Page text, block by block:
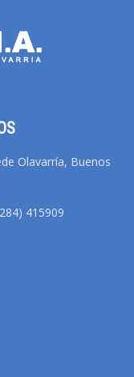
Olavarría, Buenos
415909